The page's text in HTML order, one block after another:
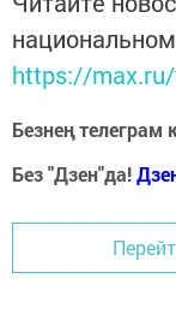
https://
Безнең
Без "Дзен"да!Д